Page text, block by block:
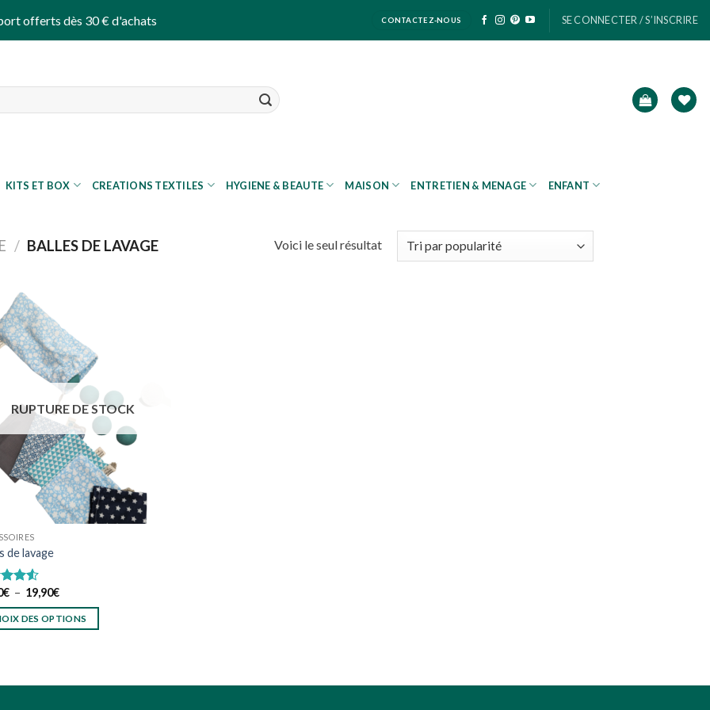
offerts dès 30 € d'achats CONTACTEZ-NOUS SE CONNECTER / S’INSCRIRE
KITS ET BOX CREATIONS TEXTILES HYGIENE & BEAUTE MAISON ENTRETIEN & MENAGE ENFANT
/ BALLES DE LAVAGE Voici le seul résultat
RUPTURE DE STOCK
de lavage
4.50
€ – 19,90€Plage
prix :
14,90€
DES OPTIONS